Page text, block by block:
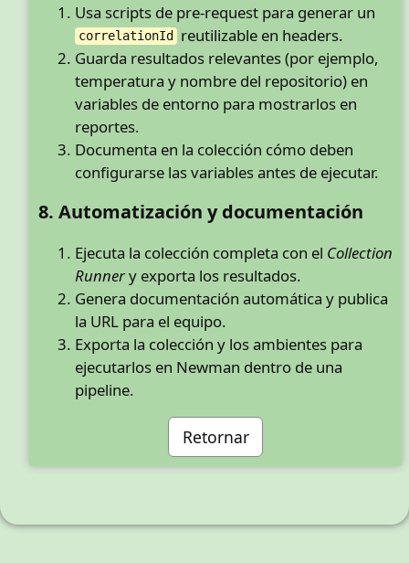
Usa scripts de pre-request para generar un
correlationId
reutilizable en headers.
Guarda resultados relevantes (por ejemplo,
temperatura y nombre del repositorio) en
variables de entorno para mostrarlos en
reportes.
Documenta en la colección cómo deben
configurarse las variables antes de ejecutar.
8. Automatización y documentación
Ejecuta la colección completa con el Collection
Runnery exporta los resultados.
Genera documentación automática y publica
la URL para el equipo.
Exporta la colección y los ambientes para
ejecutarlos en Newman dentro de una
pipeline.
Retornar